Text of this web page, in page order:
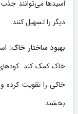
اسیدها می‌توانند جذب
دیگر را تسهیل کنند.
بهبود ساختار خاک:
خاک کمک کند. کودهای
خاکی را تقویت کرده
بخشند.